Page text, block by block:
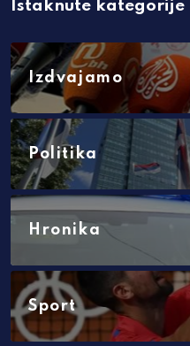
Istaknute kategorije
Izdvajamo
Politika
Hronika
Sport